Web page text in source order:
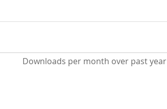
Downloads per month over past year